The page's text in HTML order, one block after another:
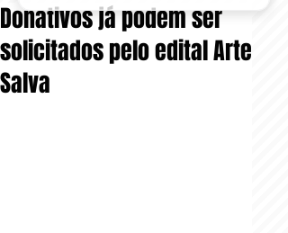
Donativos já podem ser
solicitados pelo edital Arte
Salva